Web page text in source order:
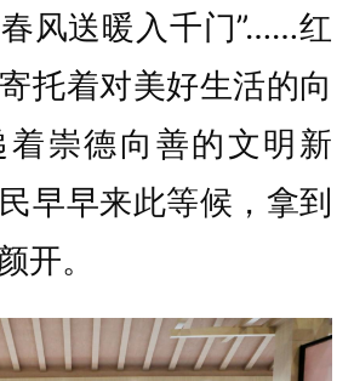
风送暖入千门”……红
托着对美好生活的向
崇德向善的文明新
早早来此等候，拿到
开。